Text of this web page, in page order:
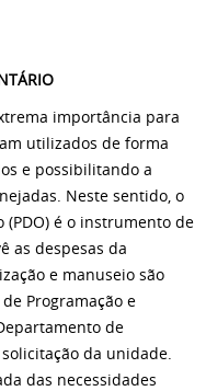
importância para
utilizados de forma
e possibilitando a
Neste sentido, o
é o instrumento de
as despesas da
e manuseio são
Programação e
de
da unidade.
das necessidades